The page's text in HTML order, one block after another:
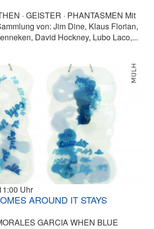
· GEISTER · PHANTASMEN Mit
von: Jim Dine, Klaus Florian,
David Hockney, Lubo Laco,...
AROUND IT STAYS
GARCIA WHEN BLUE